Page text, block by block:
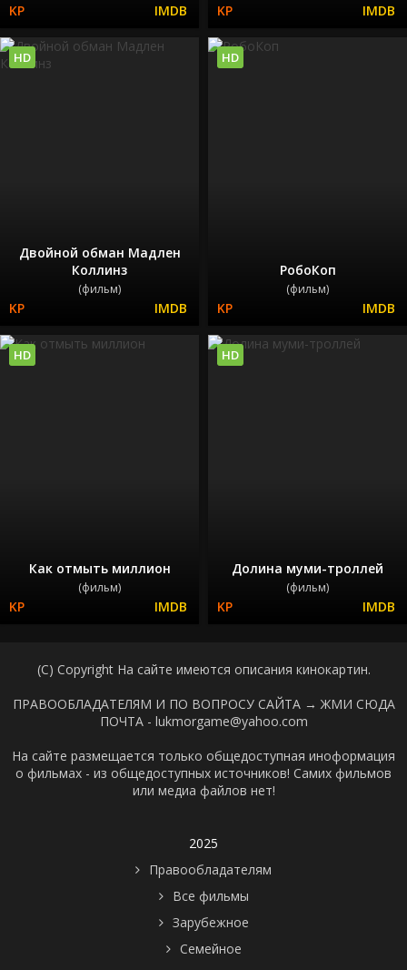
Двойной обман Мадлен
Коллинз
(фильм)
HD
РобоКоп
(фильм)
HD
Как отмыть миллион
(фильм)
HD
Долина муми-троллей
(фильм)
HD
(C) Copyright На сайте имеются описания кинокартин.
ПРАВООБЛАДАТЕЛЯМ И ПО ВОПРОСУ САЙТА → ЖМИ СЮДА
ПОЧТА - lukmorgame@yahoo.com
На сайте размещается только общедоступная иноформация
о фильмах - из общедоступных источников! Самих фильмов
или медиа файлов нет!
2025
Правообладателям
Все фильмы
Зарубежное
Семейное